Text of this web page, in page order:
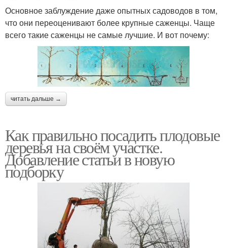
Основное заблуждение даже опытных садоводов в том,
что они переоценивают более крупные саженцы. Чаще
всего такие саженцы не самые лучшие. И вот почему:
читать дальше →
Как правильно посадить плодовые
деревья на своём участке.
Добавление статьи в новую
подборку